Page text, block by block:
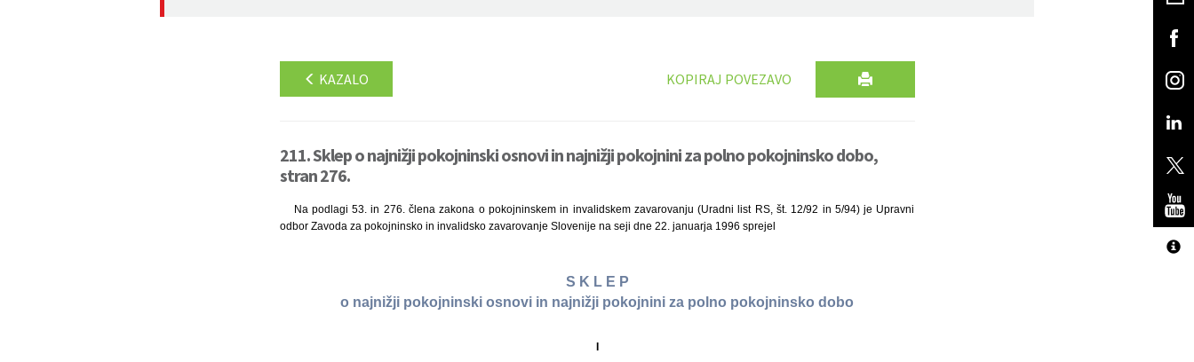
KAZALO KOPIRAJ POVEZAVO
211. Sklep o najnižji pokojninski osnovi in najnižji pokojnini za polno pokojninsko dobo,
stran 276.
Na podlagi 53. in 276. člena zakona o pokojninskem in invalidskem zavarovanju (Uradni list RS, št. 12/92 in 5/94) je Upravni
odbor Zavoda za pokojninsko in invalidsko zavarovanje Slovenije na seji dne 22. januarja 1996 sprejel
S K L E P
o najnižji pokojninski osnovi in najnižji pokojnini za polno pokojninsko dobo
I